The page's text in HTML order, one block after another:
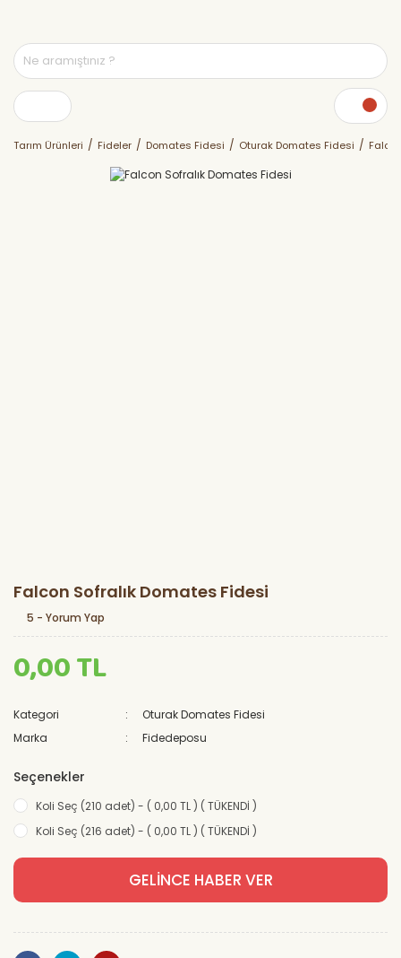
Tarım Ürünleri Fideler Domates Fidesi Oturak Domates Fidesi
Falcon Sofralık Domates Fidesi
5 - Yorum Yap
0,00 TL
Kategori
Oturak Domates Fidesi
Marka
Fidedeposu
Seçenekler
Koli Seç (210 adet) - ( 0,00 TL ) ( TÜKENDİ )
Koli Seç (216 adet) - ( 0,00 TL ) ( TÜKENDİ )
GELİNCE HABER VER